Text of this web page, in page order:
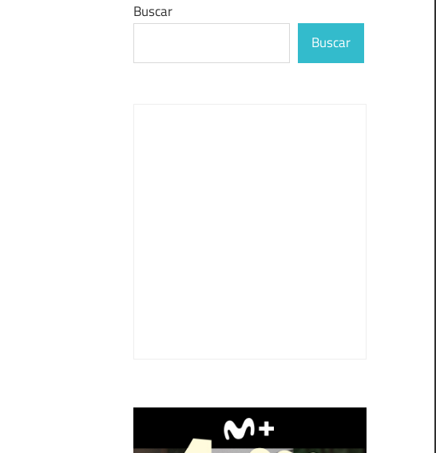
Buscar
Buscar